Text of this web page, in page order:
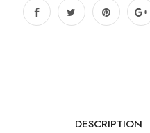
DESCRIPTION